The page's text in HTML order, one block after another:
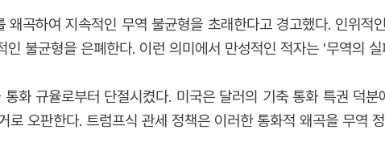
왜곡하여 지속적인 무역 불균형을 초래한다고 경고했다. 인위
인 불균형을 은폐한다. 이런 의미에서 만성적인 적자는 '무역의
화 규율로부터 단절시켰다. 미국은 달러의 기축 통화 특권 덕
로 오판한다. 트럼프식 관세 정책은 이러한 통화적 왜곡을 무역